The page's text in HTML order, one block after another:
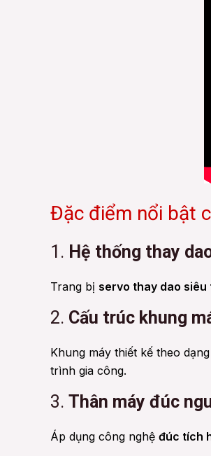
Đặc điểm nổi bật
1. Hệ thống thay
Trang bị servo thay dao siêu
2. Cấu trúc khung
Khung máy thiết kế theo
trình gia công.
3. Thân máy đúc
Áp dụng công nghệ đúc tích